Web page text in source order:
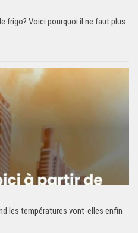
frigo? Voici pourquoi il ne faut plus
les températures vont-elles enfin